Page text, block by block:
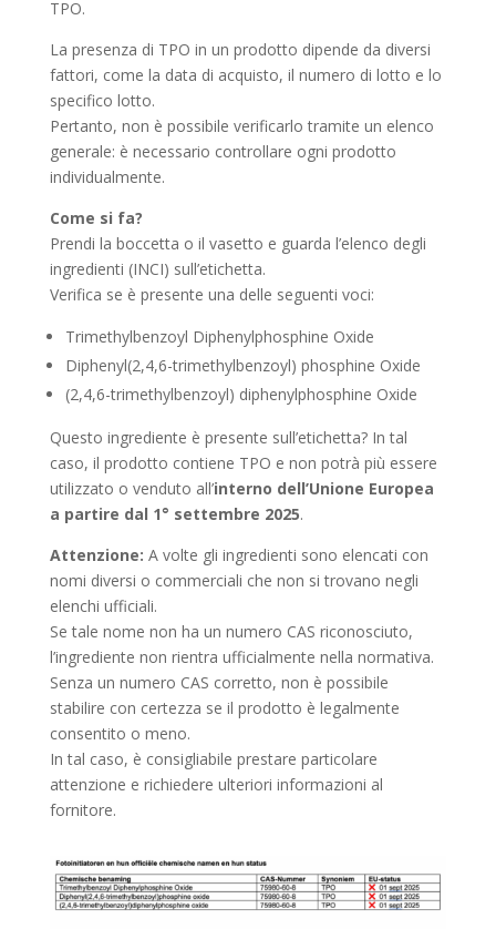
TPO.
La presenza di TPO in un prodotto dipende da diversi
fattori, come la data di acquisto, il numero di lotto e lo
specifico lotto.
Pertanto, non è possibile verificarlo tramite un elenco
generale: è necessario controllare ogni prodotto
individualmente.
Come si fa?
Prendi la boccetta o il vasetto e guarda l’elenco degli
ingredienti (INCI) sull’etichetta.
Verifica se è presente una delle seguenti voci:
Trimethylbenzoyl Diphenylphosphine Oxide
Diphenyl(2,4,6-trimethylbenzoyl) phosphine Oxide
(2,4,6-trimethylbenzoyl) diphenylphosphine Oxide
Questo ingrediente è presente sull’etichetta? In tal
caso, il prodotto contiene TPO e non potrà più essere
utilizzato o venduto all’interno dell’Unione Europea
a partire dal 1° settembre 2025.
Attenzione: A volte gli ingredienti sono elencati con
nomi diversi o commerciali che non si trovano negli
elenchi ufficiali.
Se tale nome non ha un numero CAS riconosciuto,
l’ingrediente non rientra ufficialmente nella normativa.
Senza un numero CAS corretto, non è possibile
stabilire con certezza se il prodotto è legalmente
consentito o meno.
In tal caso, è consigliabile prestare particolare
attenzione e richiedere ulteriori informazioni al
fornitore.